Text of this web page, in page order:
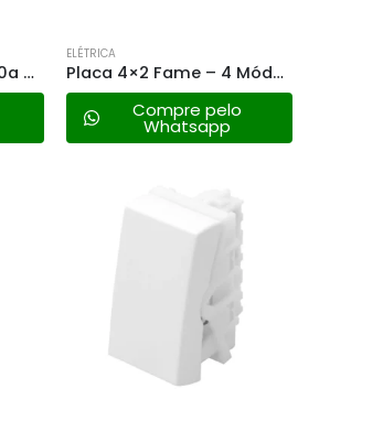
Tomada Fame 2p+t 10a – 1423 Sobrepor Redonda
ELÉTRICA
Placa 4×2 Fame – 4 Módulo Horizontal – Modulare 0183
Compre pelo
Whatsapp